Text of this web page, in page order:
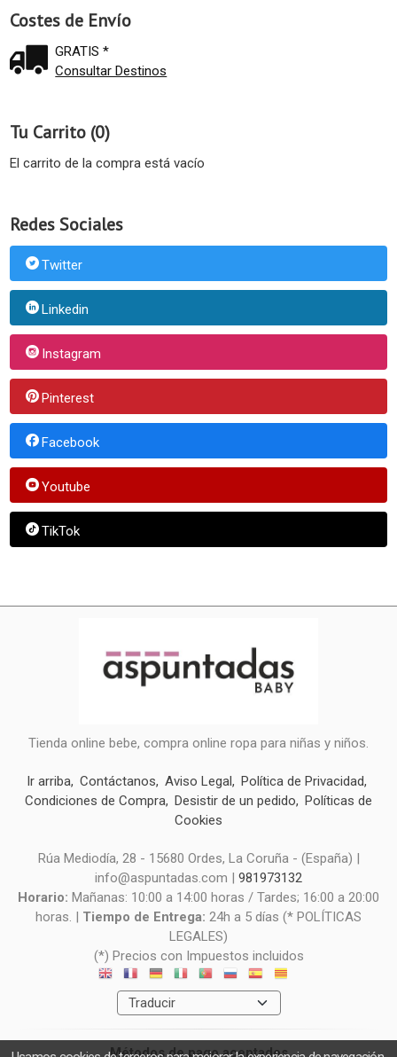
Costes de Envío
GRATIS *
Consultar Destinos
Tu Carrito (0)
El carrito de la compra está vacío
Redes Sociales
Twitter
Linkedin
Instagram
Pinterest
Facebook
Youtube
TikTok
Tienda online bebe, compra online ropa para niñas y niños.
Ir arriba Contáctanos Aviso Legal
Política de Privacidad
Condiciones de Compra Desistir de un pedido
Políticas de
Cookies
Rúa Mediodía, 28 - 15680 Ordes, La Coruña - (España) |
info@aspuntadas.com | 981973132
Horario: Mañanas: 10:00 a 14:00 horas / Tardes; 16:00 a 20:00
horas. | Tiempo de Entrega: 24h a 5 días (* POLÍTICAS
LEGALES)
(*) Precios con Impuestos incluidos
Métodos de pago aceptados